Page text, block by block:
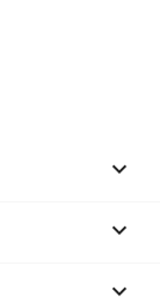


keyboard_arrow_down